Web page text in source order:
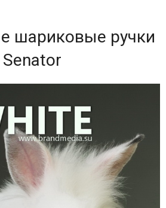
шариковые ручки
Senator